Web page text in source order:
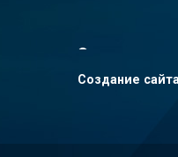
Создание сайта